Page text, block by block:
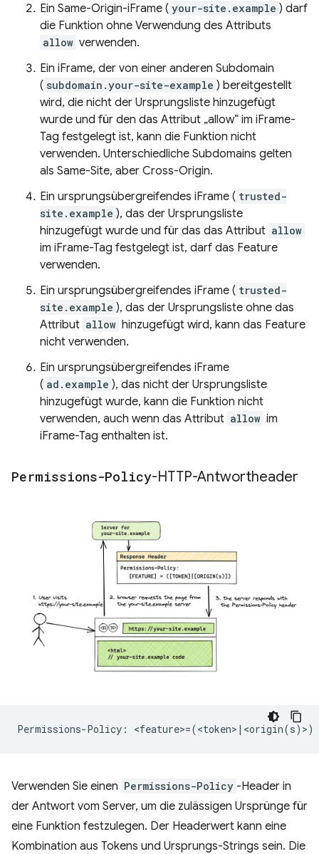
Ein Same-Origin-iFrame ( your-site.example ) darf
die Funktion ohne Verwendung des Attributs
allow verwenden.
Ein iFrame, der von einer anderen Subdomain
( subdomain.your-site-example ) bereitgestellt
wird, die nicht der Ursprungsliste hinzugefügt
wurde und für den das Attribut „allow“ im iFrame-
Tag festgelegt ist, kann die Funktion nicht
verwenden. Unterschiedliche Subdomains gelten
als Same-Site, aber Cross-Origin.
Ein ursprungsübergreifendes iFrame ( trusted-
site.example ), das der Ursprungsliste
hinzugefügt wurde und für das das Attribut allow
im iFrame-Tag festgelegt ist, darf das Feature
verwenden.
Ein ursprungsübergreifendes iFrame ( trusted-
site.example ), das der Ursprungsliste ohne das
Attribut allow hinzugefügt wird, kann das Feature
nicht verwenden.
Ein ursprungsübergreifendes iFrame
( ad.example ), das nicht der Ursprungsliste
hinzugefügt wurde, kann die Funktion nicht
verwenden, auch wenn das Attribut allow im
iFrame-Tag enthalten ist.
Permissions-Policy-HTTP-Antwortheader
Verwenden Sie einen Permissions-Policy -Header in
der Antwort vom Server, um die zulässigen Ursprünge für
eine Funktion festzulegen. Der Headerwert kann eine
Kombination aus Tokens und Ursprungs-Strings sein. Die